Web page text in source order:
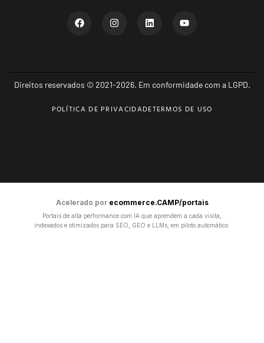
Direitos reservados © 2021-2026. Em conformidade com a LGPD.
POLÍTICA DE PRIVACIDADETERMOS DE USO
Acelerado por ecommerce.CAMP/portais
Portais de alta performance com IA que aprendem a cada visita,
indexados e otimizados para SEO, GEO e LLMs, em piloto automático.